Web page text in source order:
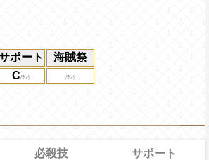
ポート
海賊祭
C
必殺技 サポート